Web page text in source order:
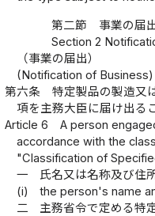
第二節 事業の届
Section 2
（事業の届出）
(Notification of Business)
第六条
特定製品の製造又
項を主務大臣に届け出る
Article 6
A person
accordance with the
"Classification of
一
氏名又は名称及び住
(i)
the person's name
二
主務省令で定める特